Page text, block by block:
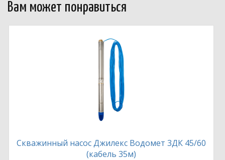
Вам может понравиться
Скважинный насос Джилекс Водомет 3ДК 45/60
(кабель 35м)